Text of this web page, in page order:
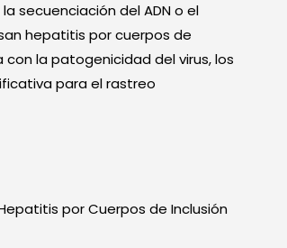
secuenciación del ADN o el
hepatitis por cuerpos de
la patogenicidad del virus, los
para el rastreo
por Cuerpos de Inclusión